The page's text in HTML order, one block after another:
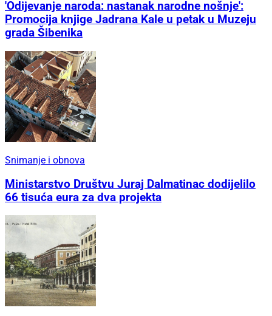
'Odijevanje naroda: nastanak narodne nošnje':
Promocija knjige Jadrana Kale u petak u Muzeju
grada Šibenika
Snimanje i obnova
Ministarstvo Društvu Juraj Dalmatinac dodijelilo
66 tisuća eura za dva projekta